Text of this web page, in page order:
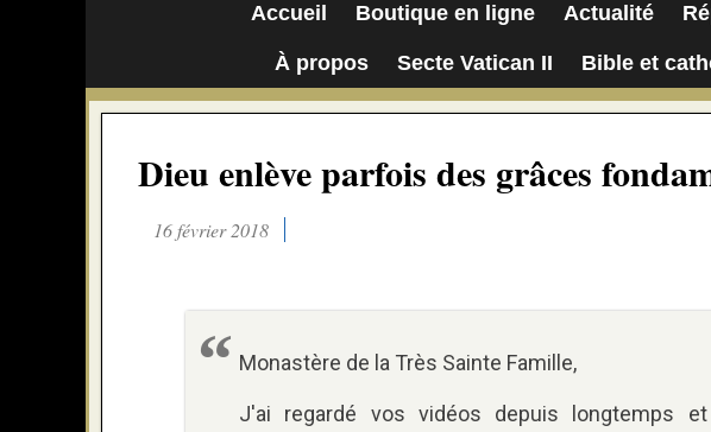
Accueil Boutique en ligne Actualité
À propos Secte Vatican II Bible et
Dieu enlève parfois des grâces
16 février 2018
Monastère de la Très Sainte Famille,
J'ai regardé vos vidéos depuis longtemps